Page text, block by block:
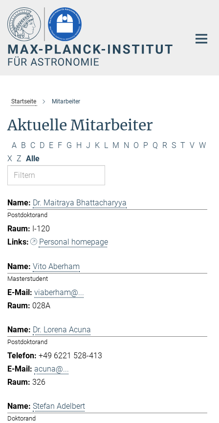
Hauptinhalt
Startseite Mitarbeiter
Aktuelle Mitarbeiter
A B C D E F G H J K L M N O P Q R S T V W
X Z Alle
Dr. Maitraya Bhattacharyya
Postdoktorand
I-120
Personal homepage
Vito Aberham
Masterstudent
viaberham@...
028A
Dr. Lorena Acuna
Postdoktorand
+49 6221 528-413
acuna@...
326
Stefan Adelbert
Doktorand